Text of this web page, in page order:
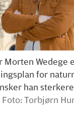
Morten Wedege
for
han
Foto: Torbjørn